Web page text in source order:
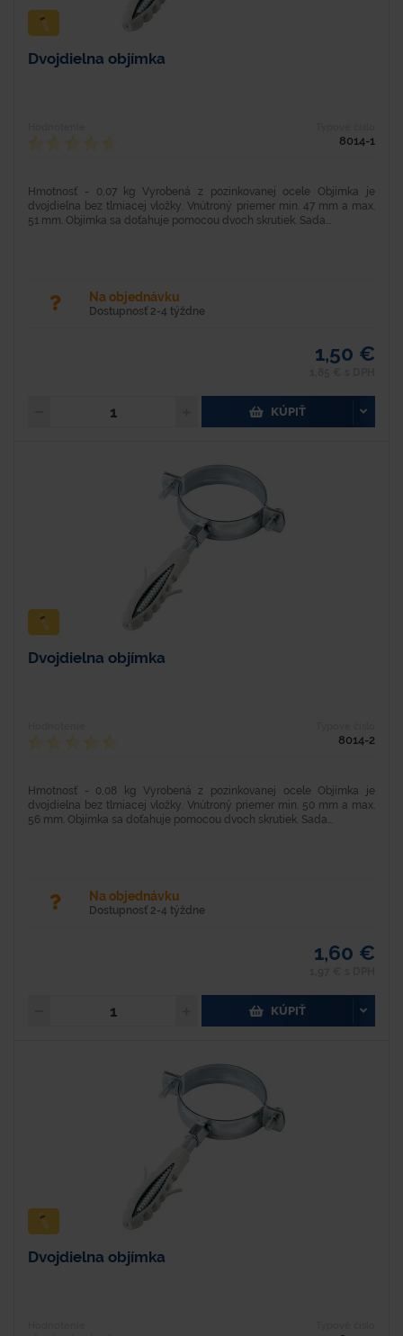
Dvojdielna objímka
8014-1
Hmotnosť - 0,07 kg Vyrobená z pozinkovanej ocele Objímka je
dvojdielna bez tlmiacej vložky. Vnútroný priemer min. 47 mm a max.
51 mm. Objímka sa doťahuje pomocou dvoch skrutiek. Sada...
Na objednávku
Dostupnosť 2-4 týždne
1,50 €
KÚPIŤ
Dvojdielna objímka
8014-2
Hmotnosť - 0,08 kg Vyrobená z pozinkovanej ocele Objímka je
dvojdielna bez tlmiacej vložky. Vnútroný priemer min. 50 mm a max.
56 mm. Objímka sa doťahuje pomocou dvoch skrutiek. Sada...
Na objednávku
Dostupnosť 2-4 týždne
1,60 €
KÚPIŤ
Dvojdielna objímka